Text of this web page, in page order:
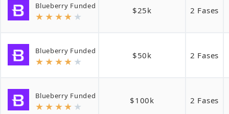
Blueberry Funded
★ ★ ★★ ★ $25k 2 Fases
Blueberry Funded
★ ★ ★★ ★ $50k 2 Fases
Blueberry Funded
★ ★ ★★ ★ $100k 2 Fases